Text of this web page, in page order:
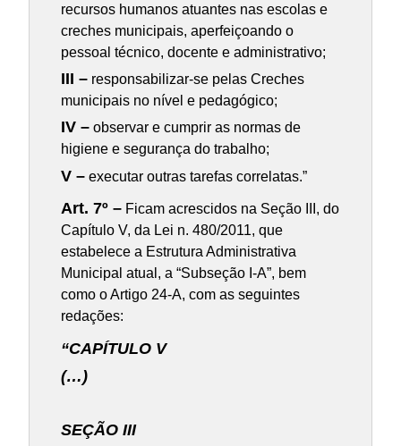
recursos humanos atuantes nas escolas e
creches municipais, aperfeiçoando o
pessoal técnico, docente e administrativo;
III – responsabilizar-se pelas Creches
municipais no nível e pedagógico;
IV – observar e cumprir as normas de
higiene e segurança do trabalho;
V – executar outras tarefas correlatas.”
Art. 7º – Ficam acrescidos na Seção III, do
Capítulo V, da Lei n. 480/2011, que
estabelece a Estrutura Administrativa
Municipal atual, a “Subseção I-A”, bem
como o Artigo 24-A, com as seguintes
redações:
“CAPÍTULO V
(…)
SEÇÃO III